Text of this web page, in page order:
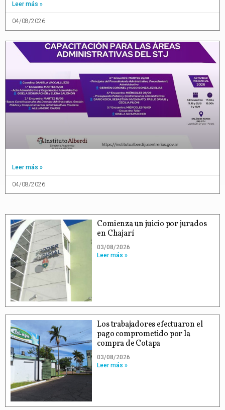
Leer más »
04/08/2026
Leer más »
04/08/2026
Comienza un juicio por jurados
en Chajarí
03/08/2026
Leer más »
Los trabajadores efectuaron el
pago comprometido por la
compra de Cotapa
03/08/2026
Leer más »